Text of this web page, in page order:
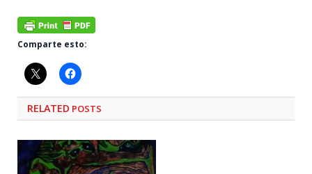
Comparte esto:
RELATED POSTS